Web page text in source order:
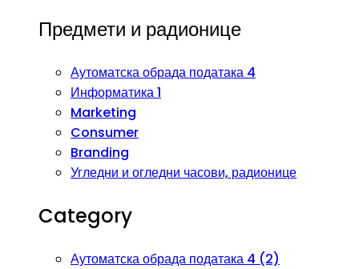
Предмети и радионице
Аутоматска обрада података 4
Информатика 1
Marketing
Consumer
Branding
Угледни и огледни часови, радионице
Category
Аутоматска обрада података 4 (2)